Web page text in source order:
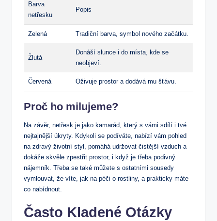
Barva
netřesku
Popis
Zelená Tradiční barva, symbol nového začátku.
Žlutá
Donáší slunce i do místa, kde se
neobjeví.
Červená Oživuje prostor a dodává mu šťávu.
Proč ho milujeme?
Na závěr, netřesk je jako kamarád, který s vámi sdílí i tvé
nejtajnější úkryty. Kdykoli se podíváte, nabízí vám pohled
na zdravý životní styl, pomáhá udržovat čistější vzduch a
dokáže skvěle zpestřit prostor, i když je třeba podivný
nájemník. Třeba se také můžete s ostatními sousedy
vymlouvat, že víte, jak na péči o rostliny, a prakticky máte
co nabídnout.
Často Kladené Otázky